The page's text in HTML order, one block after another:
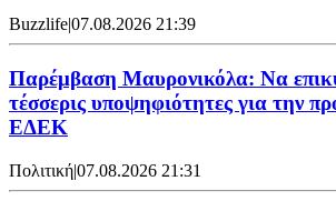
Buzzlife|07.08.2026 21:39
Παρέμβαση Μαυρονικόλα: Να
τέσσερις υποψηφιότητες για την
ΕΔΕΚ
Πολιτική|07.08.2026 21:31